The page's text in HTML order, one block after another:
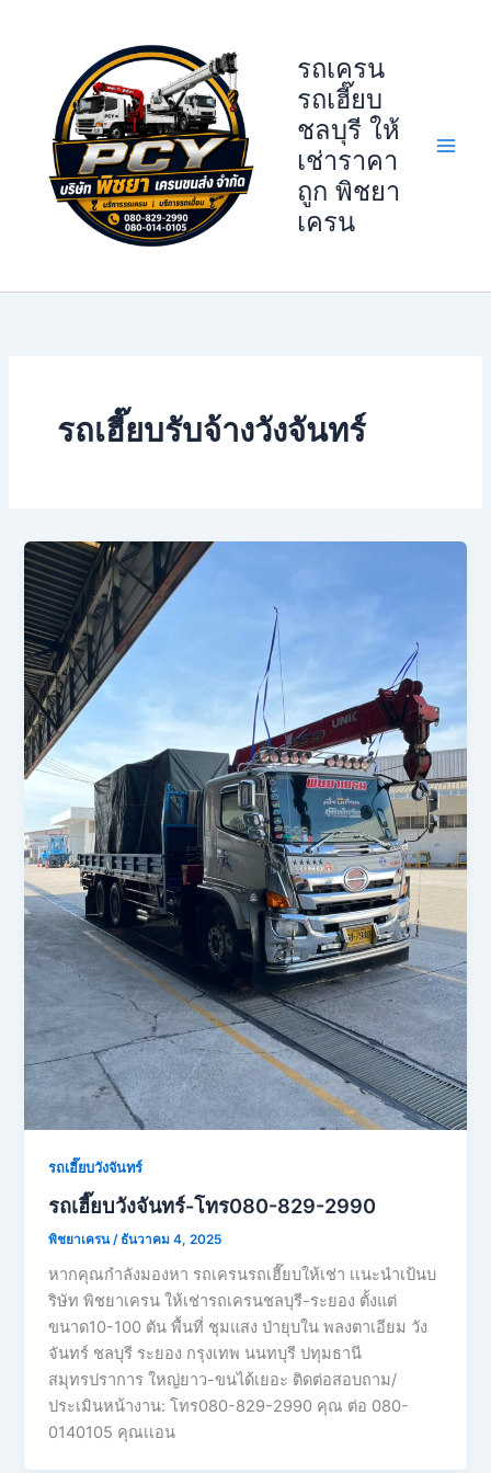
รถเครน
รถเฮี๊ยบ
ชลบุรี ให้
เช่าราคา
ถูก พิชยา
เครน
รถเฮี๊ยบรับจ้างวังจันทร์
รถเฮี๊ยบวังจันทร์
รถเฮี๊ยบวังจันทร์-โทร080-829-2990
พิชยาเครน / ธันวาคม 4, 2025
หากคุณกำลังมองหา รถเครนรถเฮี๊ยบให้เช่า เเนะนำเป้นบ
ริษัท พิชยาเครน ให้เช่ารถเครนชลบุรี-ระยอง ตั้งแต่
ขนาด10-100 ตัน พื้นที่ ชุมแสง ป่ายุบใน พลงตาเอียม วัง
จันทร์ ชลบุรี ระยอง กรุงเทพ นนทบุรี ปทุมธานี
สมุทรปราการ ใหญ่ยาว-ขนได้เยอะ ติดต่อสอบถาม/
ประเมินหน้างาน: โทร080-829-2990 คุณ ต่อ 080-
0140105 คุณเเอน